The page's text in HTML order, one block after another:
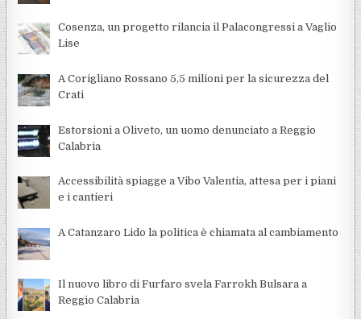
Cosenza, un progetto rilancia il Palacongressi a Vaglio
Lise
A Corigliano Rossano 5,5 milioni per la sicurezza del
Crati
Estorsioni a Oliveto, un uomo denunciato a Reggio
Calabria
Accessibilità spiagge a Vibo Valentia, attesa per i piani
e i cantieri
A Catanzaro Lido la politica è chiamata al cambiamento
Il nuovo libro di Furfaro svela Farrokh Bulsara a
Reggio Calabria